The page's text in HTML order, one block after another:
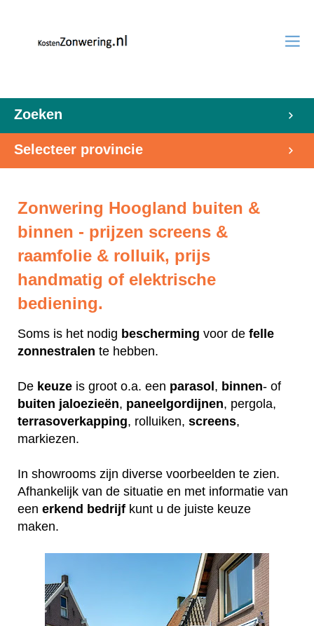
Zoeken
Selecteer provincie
Zonwering Hoogland buiten &
binnen - prijzen screens &
raamfolie & rolluik, prijs
handmatig of elektrische
bediening.
Soms is het nodig bescherming voor de felle
zonnestralen te hebben.
De keuze is groot o.a. een parasol, binnen- of
buiten jaloezieën, paneelgordijnen, pergola,
terrasoverkapping, rolluiken, screens,
markiezen.
In showrooms zijn diverse voorbeelden te zien.
Afhankelijk van de situatie en met informatie van
een erkend bedrijf kunt u de juiste keuze
maken.